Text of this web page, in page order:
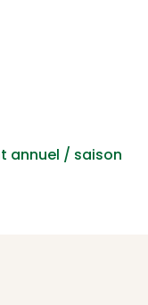
annuel / saison